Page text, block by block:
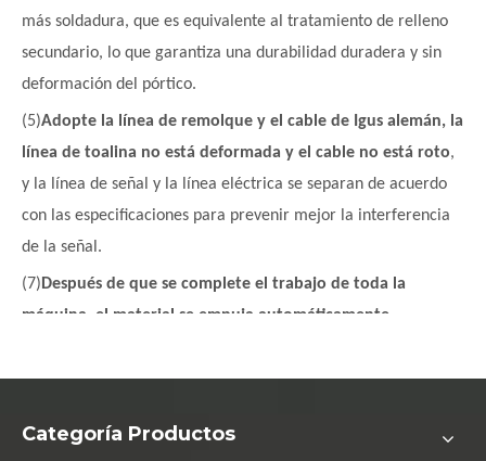
más soldadura, que es equivalente al tratamiento de relleno
secundario, lo que garantiza una durabilidad duradera y sin
deformación del pórtico.
(5)Adopte la línea de remolque y el cable de Igus alemán, la
línea de toalina no está deformada y el cable no está roto,
y la línea de señal y la línea eléctrica se separan de acuerdo
con las especificaciones para prevenir mejor la interferencia
de la señal.
(7) Después de que se complete el trabajo de toda la
máquina, el material se empuja automáticamente,
posicionamiento de la correa horizontal y vertical están todos
la precisión secundaria de posicionamiento durante el
Categoría Productos